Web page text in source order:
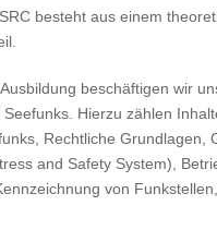
besteht aus einem
beschäftigen wir
Hierzu zählen
Rechtliche Grundlagen,
and Safety System),
von